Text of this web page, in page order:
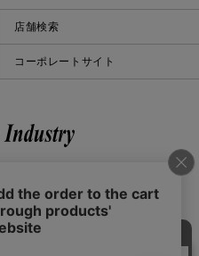
店舗検索
コーポレートサイト
LINE
Android